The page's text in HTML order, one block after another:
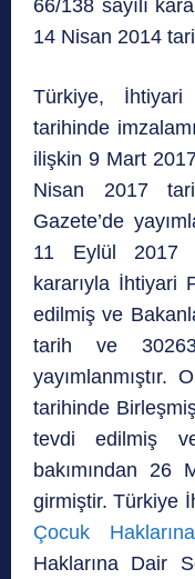
66/138 sayılı
14 Nisan 2014
Türkiye,
tarihinde
ilişkin 9 Mart
Nisan 2017
Gazete’de
11 Eylül 2017
kararıyla İhtiyari
edilmiş ve
tarih ve 30263
yayımlanmıştır.
tarihinde
tevdi edilmiş
bakımından 26
girmiştir. Türkiye
Çocuk
Haklarına Dair